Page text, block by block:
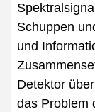
Schuppen
und
Detektor
das Problem